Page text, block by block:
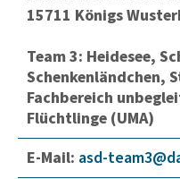
15711 Königs
Team 3: Heidesee,
Schenkenländchen,
Fachbereich
Flüchtlinge (UMA)
E-Mail: asd-